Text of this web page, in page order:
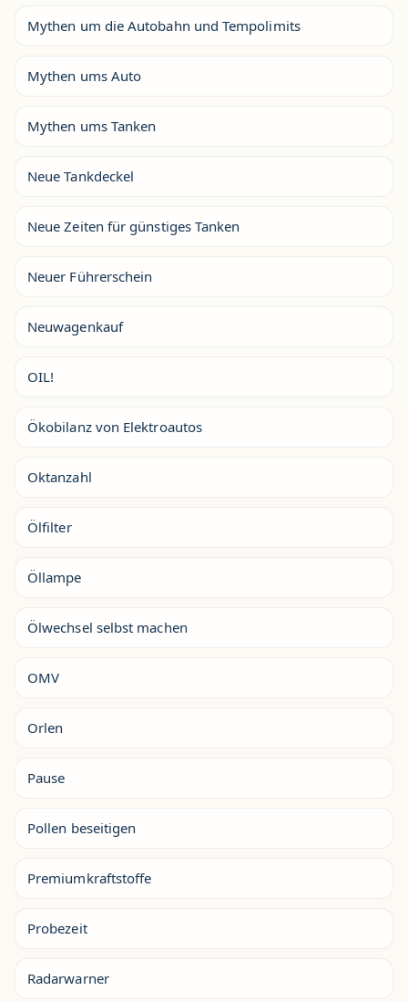
Mythen um die Autobahn und Tempolimits
Mythen ums Auto
Mythen ums Tanken
Neue Tankdeckel
Neue Zeiten für günstiges Tanken
Neuer Führerschein
Neuwagenkauf
OIL!
Ökobilanz von Elektroautos
Oktanzahl
Ölfilter
Öllampe
Ölwechsel selbst machen
OMV
Orlen
Pause
Pollen beseitigen
Premiumkraftstoffe
Probezeit
Radarwarner